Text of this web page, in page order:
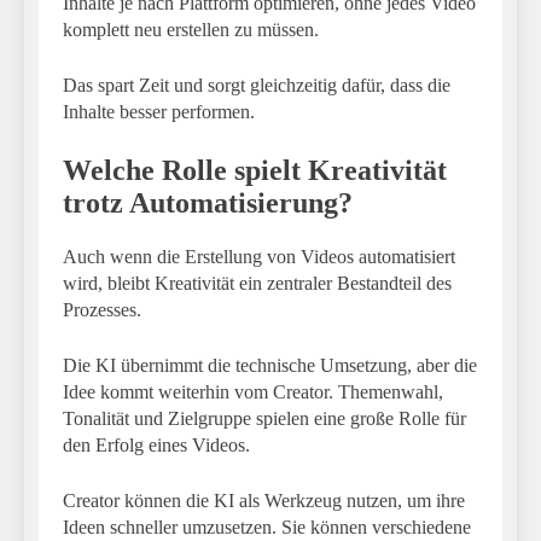
komplett neu erstellen zu müssen.
Das spart Zeit und sorgt gleichzeitig dafür, dass die
Inhalte besser performen.
Welche Rolle spielt Kreativität
trotz Automatisierung?
Auch wenn die Erstellung von Videos automatisiert
wird, bleibt Kreativität ein zentraler Bestandteil des
Prozesses.
Die KI übernimmt die technische Umsetzung, aber die
Idee kommt weiterhin vom Creator. Themenwahl,
Tonalität und Zielgruppe spielen eine große Rolle für
den Erfolg eines Videos.
Creator können die KI als Werkzeug nutzen, um ihre
Ideen schneller umzusetzen. Sie können verschiedene